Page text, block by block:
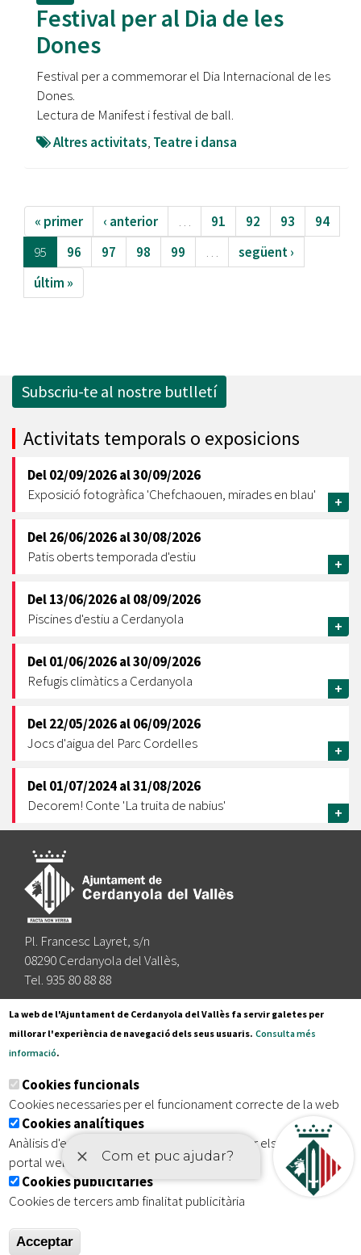
Festival per al Dia de les
Dones
Festival per a commemorar el Dia Internacional de les
Dones.
Lectura de Manifest i festival de ball.
Altres activitats, Teatre i dansa
« primer ‹ anterior … 91 92 93
94
95
96 97 98 99 …
següent ›
últim »
Subscriu-te al nostre butlletí
Activitats temporals o exposicions
Del02/09/2026al30/09/2026
Exposició fotogràfica 'Chefchaouen, mirades en blau'
+
Del26/06/2026al30/08/2026
Patis oberts temporada d'estiu
+
Del13/06/2026al08/09/2026
Piscines d'estiu a Cerdanyola
+
Del01/06/2026al30/09/2026
Refugis climàtics a Cerdanyola
+
Del22/05/2026al06/09/2026
Jocs d'aigua del Parc Cordelles
+
Del01/07/2024al31/08/2026
Decorem! Conte 'La truita de nabius'
+
Pl. Francesc Layret, s/n
08290 Cerdanyola del Vallès,
Tel. 935 80 88 88
Segueix-nos a:
Subscriu-te al nostre butlletí
Inici | Avís legal | Protecció de dades Mapa del lloc
| Accessibilitat
La web de l'Ajuntament de Cerdanyola del Vallès fa servir galetes per
millorar l'experiència de navegació dels seus usuaris. Consulta més
informació.
Cookies funcionals
Cookies necessaries per el funcionament correcte de la web
Cookies analítiques
Anàlisis d'estadístiques que permeten millorar els serveis del
portal web
Cookies publicitàries
Cookies de tercers amb finalitat publicitària
Acceptar